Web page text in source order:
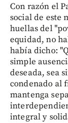
Con razón el
social de este
huellas del
equidad, no
había dicho:
simple
deseada, sea
condenado al
mantenga
integral y